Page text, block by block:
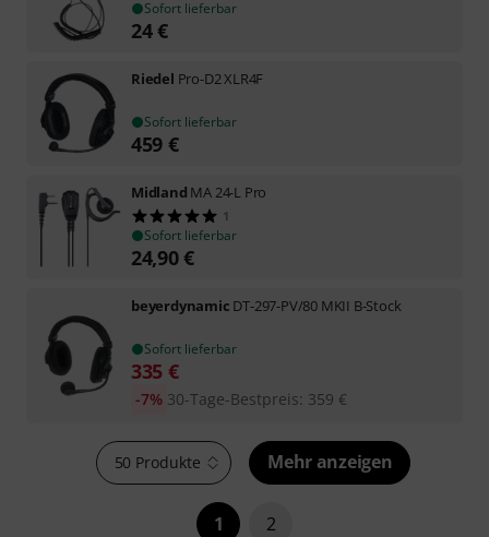
Sofort lieferbar
24€
Riedel Pro-D2 XLR4F
Sofort lieferbar
459 €
Midland MA 24-L Pro
1
Sofort lieferbar
24,90€
beyerdynamic DT-297-PV/80 MKII B-Stock
Sofort lieferbar
335 €
30-Tage-Bestpreis: 359 €
-7%
50 Produkte Mehr anzeigen
1 2